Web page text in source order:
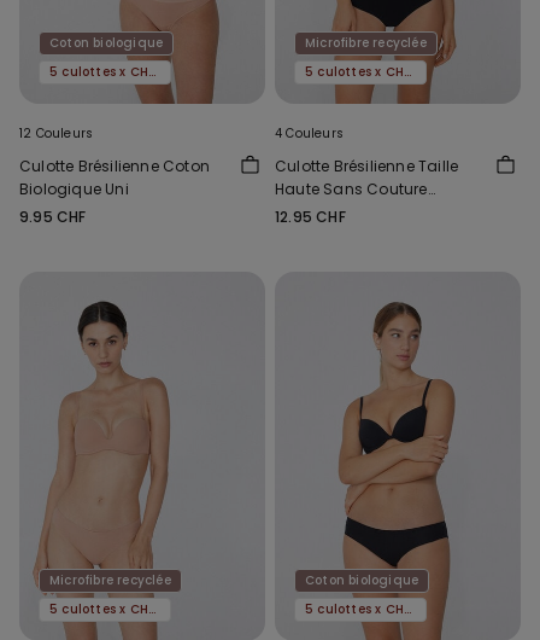
Coton biologique
5 culottes x CHF 29.90
12 Couleurs
Culotte Brésilienne Coton
Biologique Uni
9.95 CHF
Microfibre recyclée
5 culottes x CHF 29.90
4 Couleurs
Culotte Brésilienne Taille
Haute Sans Couture
Microfibre Recyclée
12.95 CHF
Microfibre recyclée
5 culottes x CHF 29.90
Coton biologique
5 culottes x CHF 29.90